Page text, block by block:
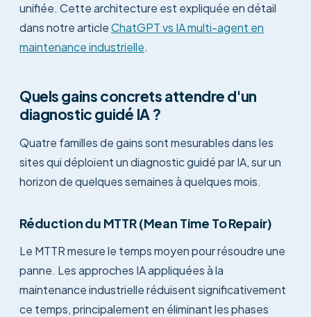
unifiée. Cette architecture est expliquée en détail
dans notre articleChatGPT vs IA multi-agent en
maintenance industrielle.
Quels gains concrets attendre d'un
diagnostic guidé IA ?
Quatre familles de gains sont mesurables dans les
sites qui déploient un diagnostic guidé par IA, sur un
horizon de quelques semaines à quelques mois.
Réduction du MTTR (Mean Time To Repair)
Le MTTR mesure le temps moyen pour résoudre une
panne. Les approches IA appliquées à la
maintenance industrielle réduisent significativement
ce temps, principalement en éliminant les phases